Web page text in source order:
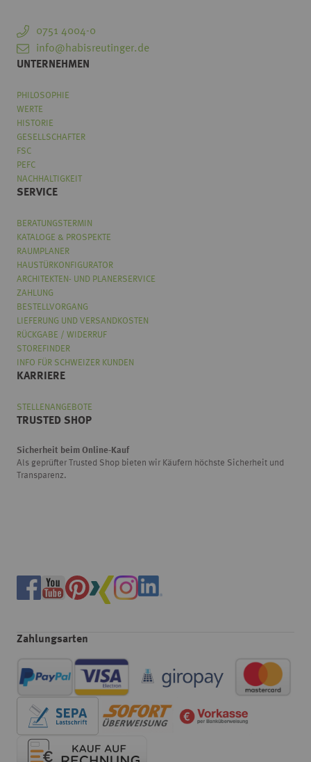
0751 4004-0
info@habisreutinger.de
UNTERNEHMEN
PHILOSOPHIE
WERTE
HISTORIE
GESELLSCHAFTER
FSC
PEFC
NACHHALTIGKEIT
SERVICE
BERATUNGSTERMIN
KATALOGE & PROSPEKTE
RAUMPLANER
HAUSTÜRKONFIGURATOR
ARCHITEKTEN- UND PLANERSERVICE
ZAHLUNG
BESTELLVORGANG
LIEFERUNG UND VERSANDKOSTEN
RÜCKGABE / WIDERRUF
STOREFINDER
INFO FÜR SCHWEIZER KUNDEN
KARRIERE
STELLENANGEBOTE
TRUSTED SHOP
Sicherheit beim Online-Kauf
Als geprüfter Trusted Shop bieten wir Käufern höchste Sicherheit und
Transparenz.
Zahlungsarten